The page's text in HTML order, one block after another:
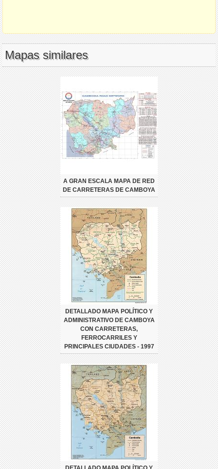
Mapas similares
A GRAN ESCALA MAPA DE RED
DE CARRETERAS DE CAMBOYA
DETALLADO MAPA POLÍTICO Y
ADMINISTRATIVO DE CAMBOYA
CON CARRETERAS,
FERROCARRILES Y
PRINCIPALES CIUDADES - 1997